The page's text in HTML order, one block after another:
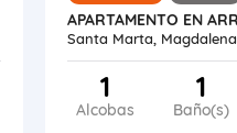
Santa Marta, Magdalena
1
Alcobas
1
Baño(s)